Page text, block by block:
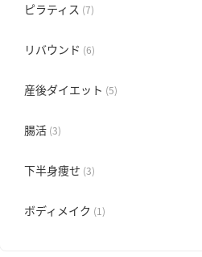
ピラティス (7)
リバウンド (6)
産後ダイエット (5)
腸活 (3)
下半身痩せ (3)
ボディメイク (1)